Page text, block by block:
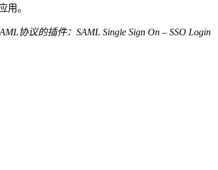
用。
协议的插件：SAML Single Sign On – SSO Login